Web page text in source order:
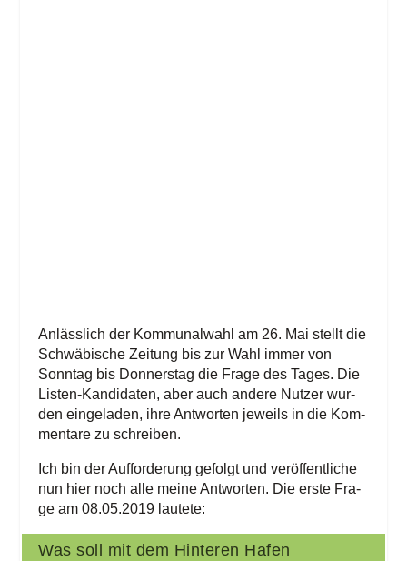
Anläss­lich der Kom­mu­nal­wahl am 26. Mai stellt die
Schwä­bi­sche Zei­tung bis zur Wahl immer von
Sonn­tag bis Don­ners­tag die Fra­ge des Tages. Die
Lis­ten-Kan­di­da­ten, aber auch ande­re Nut­zer wur­
den ein­ge­la­den, ihre Ant­wor­ten jeweils in die Kom­
men­ta­re zu schreiben.
Ich bin der Auf­for­de­rung gefolgt und ver­öf­fent­li­che
nun hier noch alle mei­ne Ant­wor­ten. Die ers­te Fra­
ge am 08.05.2019 lautete:
Was soll mit dem Hin­te­ren Hafen